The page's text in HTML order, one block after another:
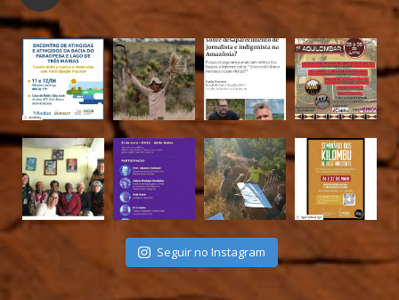
Seguir no Instagram